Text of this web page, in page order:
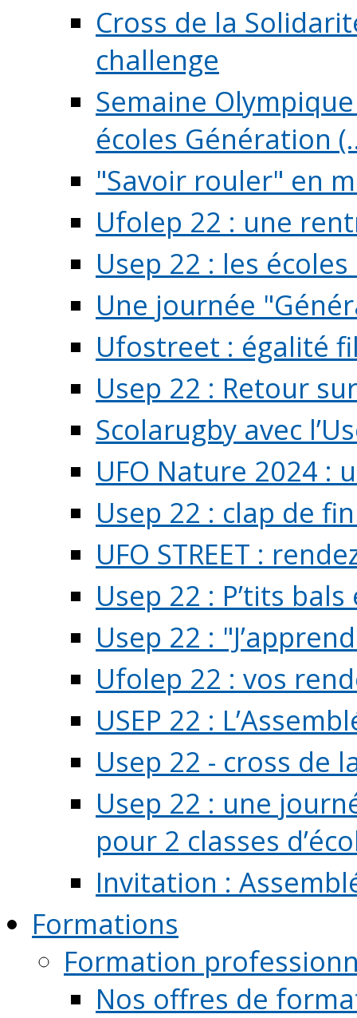
Cross de la
challenge
Semaine
écoles Génération
"Savoir rouler" en
Ufolep 22 : une
Usep 22 : les
Une journée
Ufostreet : égalité
Usep 22 : Retour
Scolarugby avec
UFO Nature 2024 :
Usep 22 : clap de
UFO STREET :
Usep 22 : P’tits
Usep 22 :
Ufolep 22 : vos
USEP 22 :
Usep 22 - cross de
Usep 22 : une
pour 2 classes
Invitation :
Formations
Formation
Nos offres de